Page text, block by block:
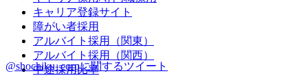
キャリア登録サイト
障がい者採用
アルバイト採用（関東）
アルバイト採用（関西）
中途採用比率
@shochiku_corpに関するツイート